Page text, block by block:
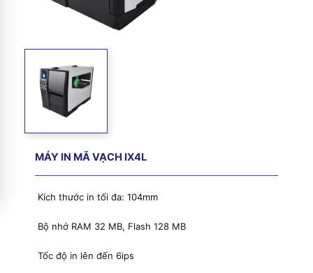
MÁY IN MÃ VẠCH IX4L
Kích thước in tối đa: 104mm
Bộ nhớ RAM 32 MB, Flash 128 MB
Tốc độ in lên đến 6ips